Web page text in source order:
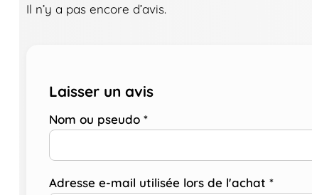
Il n’y a pas encore d’avis.
Laisser un avis
Nom ou pseudo *
Adresse e-mail utilisée lors de l'achat *